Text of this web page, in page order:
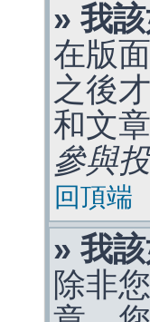
» 我
在版
之後
和文
參與
回頂端
» 我
除非